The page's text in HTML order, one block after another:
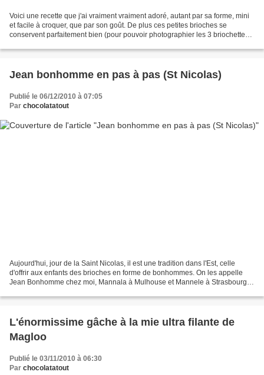
Voici une recette que j'ai vraiment vraiment adoré, autant par sa forme, mini
et facile à croquer, que par son goût. De plus ces petites brioches se
conservent parfaitement bien (pour pouvoir photographier les 3 briochettes
Jean bonhomme en pas à pas (St Nicolas)
Publié le 06/12/2010 à 07:05
Par chocolatatout
Aujourd'hui, jour de la Saint Nicolas, il est une tradition dans l'Est, celle
d'offrir aux enfants des brioches en forme de bonhommes. On les appelle
Jean Bonhomme chez moi, Mannala à Mulhouse et Mannele à Strasbourg.
L'énormissime gâche à la mie ultra filante de
Magloo
Publié le 03/11/2010 à 06:30
Par chocolatatout